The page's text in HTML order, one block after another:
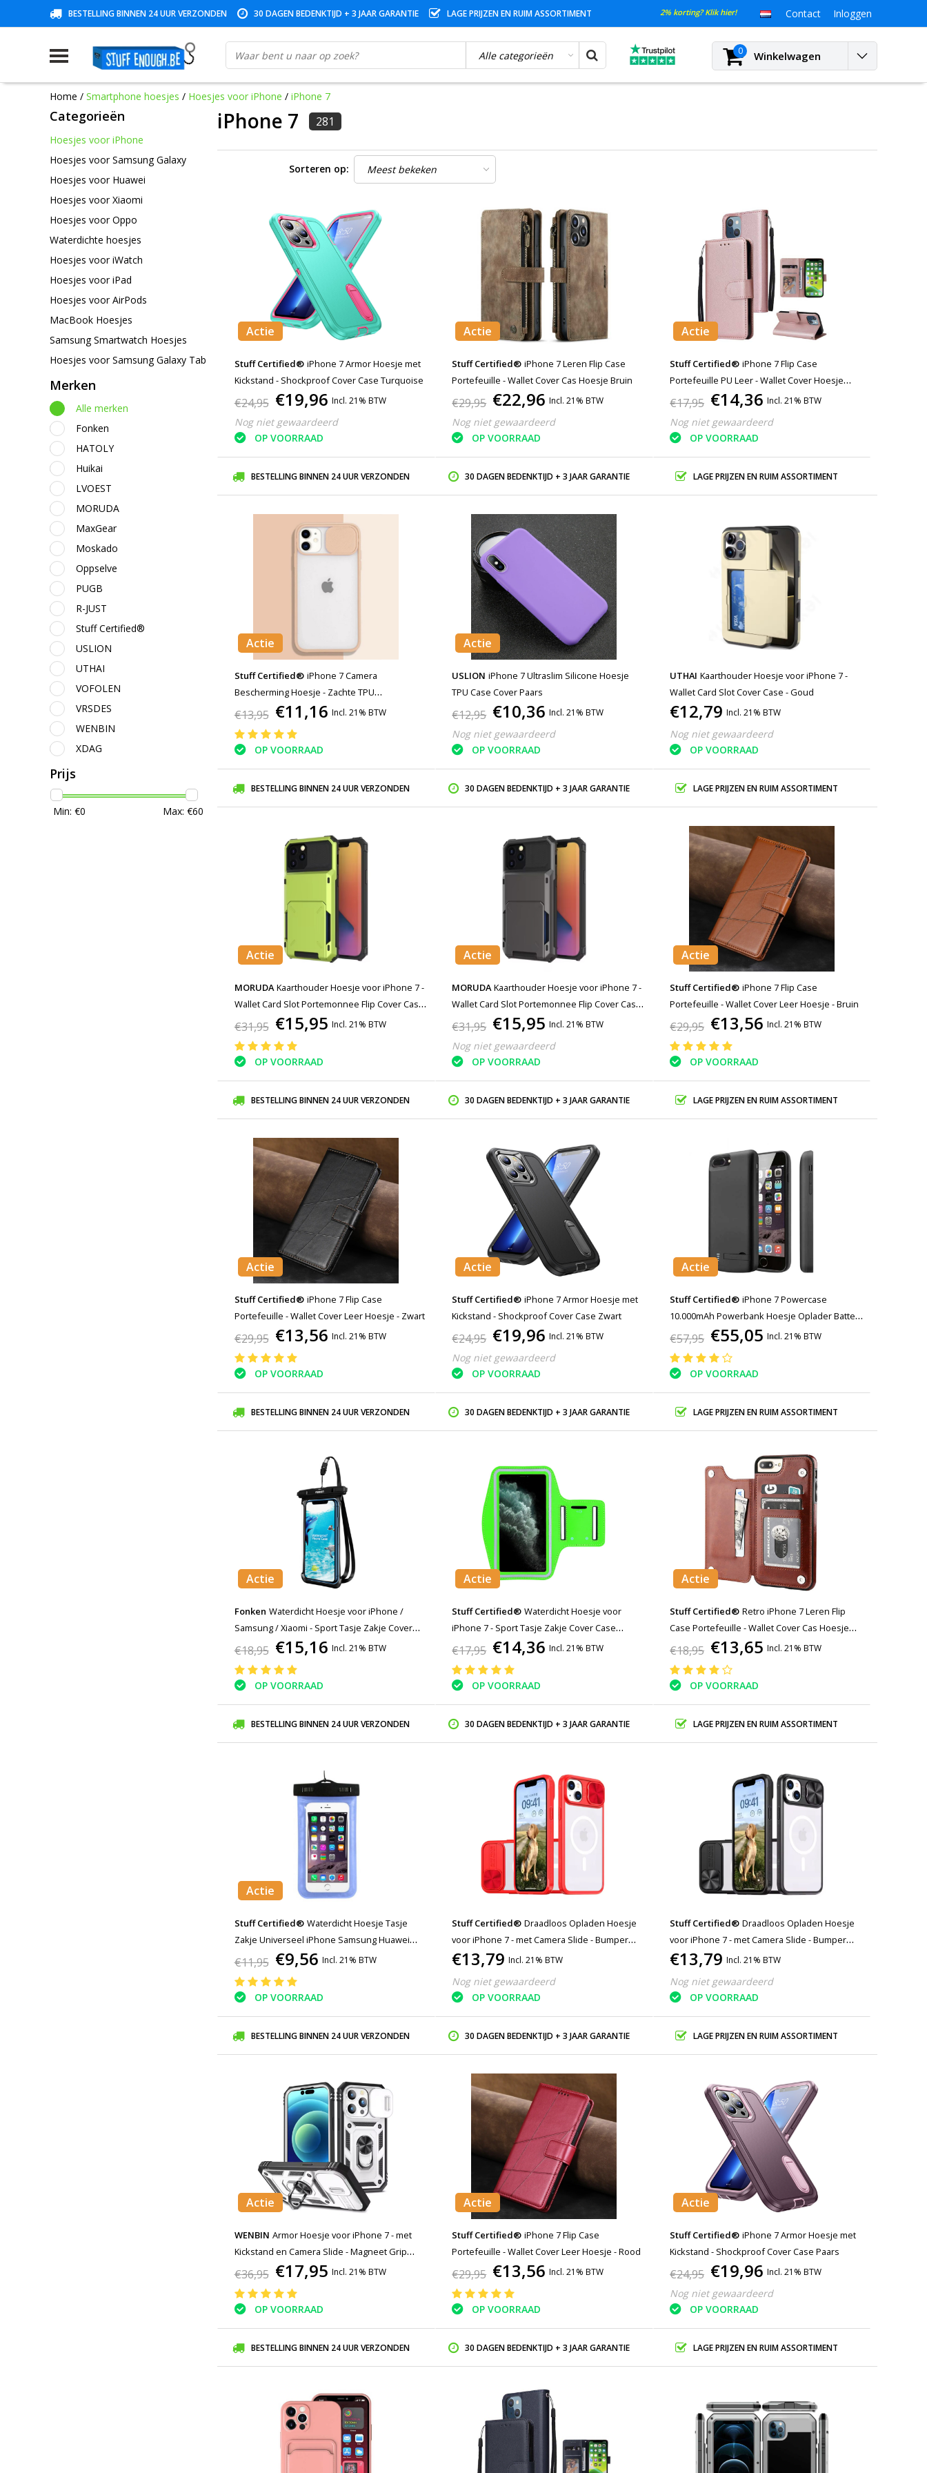
BESTELLING BINNEN 24 UUR VERZONDEN 30 DAGEN BEDENKTIJD + 3 JAAR GARANTIE LAGE PRIJZEN EN RUIM ASSORTIMENT 2% korting? Klik hier! Contact Inloggen
0 Winkelwagen
Home / Smartphone hoesjes / Hoesjes voor iPhone / iPhone 7
Categorieën
Hoesjes voor iPhone
Hoesjes voor Samsung Galaxy
Hoesjes voor Huawei
Hoesjes voor Xiaomi
Hoesjes voor Oppo
Waterdichte hoesjes
Hoesjes voor iWatch
Hoesjes voor iPad
Hoesjes voor AirPods
MacBook Hoesjes
Samsung Smartwatch Hoesjes
Hoesjes voor Samsung Galaxy Tab
Merken
Alle merken
Fonken
HATOLY
Huikai
LVOEST
MORUDA
MaxGear
Moskado
Oppselve
PUGB
R-JUST
Stuff Certified®
USLION
UTHAI
VOFOLEN
VRSDES
WENBIN
XDAG
Prijs
Min: €0 Max: €60
iPhone 7 281
Sorteren op:
Actie
Stuff Certified® iPhone 7 Armor Hoesje met
Kickstand - Shockproof Cover Case Turquoise
€24,95 €19,96 Incl. 21% BTW
Nog niet gewaardeerd
OP VOORRAAD
Actie
Stuff Certified® iPhone 7 Leren Flip Case
Portefeuille - Wallet Cover Cas Hoesje Bruin
€29,95 €22,96 Incl. 21% BTW
Nog niet gewaardeerd
OP VOORRAAD
Actie
Stuff Certified® iPhone 7 Flip Case
Portefeuille PU Leer - Wallet Cover Hoesje
Roze
€17,95 €14,36 Incl. 21% BTW
Nog niet gewaardeerd
OP VOORRAAD
BESTELLING BINNEN 24 UUR VERZONDEN 30 DAGEN BEDENKTIJD + 3 JAAR GARANTIE LAGE PRIJZEN EN RUIM ASSORTIMENT
Actie
Stuff Certified® iPhone 7 Camera
Bescherming Hoesje - Zachte TPU
Transparante Lens Case Cover Roze
€13,95 €11,16 Incl. 21% BTW
OP VOORRAAD
Actie
USLION iPhone 7 Ultraslim Silicone Hoesje
TPU Case Cover Paars
€12,95 €10,36 Incl. 21% BTW
Nog niet gewaardeerd
OP VOORRAAD
UTHAI Kaarthouder Hoesje voor iPhone 7 -
Wallet Card Slot Cover Case - Goud
€12,79 Incl. 21% BTW
Nog niet gewaardeerd
OP VOORRAAD
BESTELLING BINNEN 24 UUR VERZONDEN 30 DAGEN BEDENKTIJD + 3 JAAR GARANTIE LAGE PRIJZEN EN RUIM ASSORTIMENT
Actie
MORUDA Kaarthouder Hoesje voor iPhone 7 -
Wallet Card Slot Portemonnee Flip Cover Case
- Groen
€31,95 €15,95 Incl. 21% BTW
OP VOORRAAD
Actie
MORUDA Kaarthouder Hoesje voor iPhone 7 -
Wallet Card Slot Portemonnee Flip Cover Case
- Grijs
€31,95 €15,95 Incl. 21% BTW
Nog niet gewaardeerd
OP VOORRAAD
Actie
Stuff Certified® iPhone 7 Flip Case
Portefeuille - Wallet Cover Leer Hoesje - Bruin
€29,95 €13,56 Incl. 21% BTW
OP VOORRAAD
BESTELLING BINNEN 24 UUR VERZONDEN 30 DAGEN BEDENKTIJD + 3 JAAR GARANTIE LAGE PRIJZEN EN RUIM ASSORTIMENT
Actie
Stuff Certified® iPhone 7 Flip Case
Portefeuille - Wallet Cover Leer Hoesje - Zwart
€29,95 €13,56 Incl. 21% BTW
OP VOORRAAD
Actie
Stuff Certified® iPhone 7 Armor Hoesje met
Kickstand - Shockproof Cover Case Zwart
€24,95 €19,96 Incl. 21% BTW
Nog niet gewaardeerd
OP VOORRAAD
Actie
Stuff Certified® iPhone 7 Powercase
10.000mAh Powerbank Hoesje Oplader Batterij
Cover Case Zwart
€57,95 €55,05 Incl. 21% BTW
OP VOORRAAD
BESTELLING BINNEN 24 UUR VERZONDEN 30 DAGEN BEDENKTIJD + 3 JAAR GARANTIE LAGE PRIJZEN EN RUIM ASSORTIMENT
Actie
Fonken Waterdicht Hoesje voor iPhone /
Samsung / Xiaomi - Sport Tasje Zakje Cover
Case Armband Jogging Hard Lopen Zwart
€18,95 €15,16 Incl. 21% BTW
OP VOORRAAD
Actie
Stuff Certified® Waterdicht Hoesje voor
iPhone 7 - Sport Tasje Zakje Cover Case
Armband Jogging Hard Lopen Groen
€17,95 €14,36 Incl. 21% BTW
OP VOORRAAD
Actie
Stuff Certified® Retro iPhone 7 Leren Flip
Case Portefeuille - Wallet Cover Cas Hoesje
Bruin
€18,95 €13,65 Incl. 21% BTW
OP VOORRAAD
BESTELLING BINNEN 24 UUR VERZONDEN 30 DAGEN BEDENKTIJD + 3 JAAR GARANTIE LAGE PRIJZEN EN RUIM ASSORTIMENT
Actie
Stuff Certified® Waterdicht Hoesje Tasje
Zakje Universeel iPhone Samsung Huawei
Blauw - Tot 5.8" Airbag
€11,95 €9,56 Incl. 21% BTW
OP VOORRAAD
Stuff Certified® Draadloos Opladen Hoesje
voor iPhone 7 - met Camera Slide - Bumper
Cover voor Magsafe - Rood
€13,79 Incl. 21% BTW
Nog niet gewaardeerd
OP VOORRAAD
Stuff Certified® Draadloos Opladen Hoesje
voor iPhone 7 - met Camera Slide - Bumper
Cover voor Magsafe - Zwart
€13,79 Incl. 21% BTW
Nog niet gewaardeerd
OP VOORRAAD
BESTELLING BINNEN 24 UUR VERZONDEN 30 DAGEN BEDENKTIJD + 3 JAAR GARANTIE LAGE PRIJZEN EN RUIM ASSORTIMENT
Actie
WENBIN Armor Hoesje voor iPhone 7 - met
Kickstand en Camera Slide - Magneet Grip
Cover - Wit
€36,95 €17,95 Incl. 21% BTW
OP VOORRAAD
Actie
Stuff Certified® iPhone 7 Flip Case
Portefeuille - Wallet Cover Leer Hoesje - Rood
€29,95 €13,56 Incl. 21% BTW
OP VOORRAAD
Actie
Stuff Certified® iPhone 7 Armor Hoesje met
Kickstand - Shockproof Cover Case Paars
€24,95 €19,96 Incl. 21% BTW
Nog niet gewaardeerd
OP VOORRAAD
BESTELLING BINNEN 24 UUR VERZONDEN 30 DAGEN BEDENKTIJD + 3 JAAR GARANTIE LAGE PRIJZEN EN RUIM ASSORTIMENT